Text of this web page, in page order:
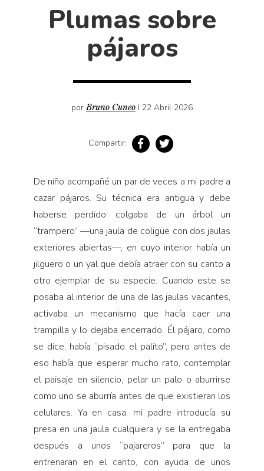
Historia material de los libros
Personajes secundarios
Política
Relecturas
Turismo accidental
Vidas paralelas
Voces y lecturas
Plumas sobre
pájaros
porBruno Cuneo I 22 Abril 2026
Compartir:
De niño acompañé un par de veces a mi padre a
cazar pájaros. Su técnica era antigua y debe
haberse perdido: colgaba de un árbol un
“trampero” —una jaula de coligüe con dos jaulas
exteriores abiertas—, en cuyo interior había un
jilguero o un yal que debía atraer con su canto a
otro ejemplar de su especie. Cuando este se
posaba al interior de una de las jaulas vacantes,
activaba un mecanismo que hacía caer una
trampilla y lo dejaba encerrado. Él pájaro, como
se dice, había “pisado el palito”, pero antes de
eso había que esperar mucho rato, contemplar
el paisaje en silencio, pelar un palo o aburrirse
como uno se aburría antes de que existieran los
celulares. Ya en casa, mi padre introducía su
presa en una jaula cualquiera y se la entregaba
después a unos “pajareros” para que la
entrenaran en el canto, con ayuda de unos